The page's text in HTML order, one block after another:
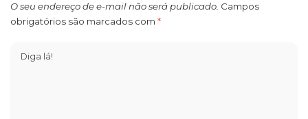
O seu endereço de e-mail não será publicado. Campos
obrigatórios são marcados com *